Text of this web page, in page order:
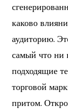
каково
аудиторию.
самый что ни
подходящие
торговой
притом.